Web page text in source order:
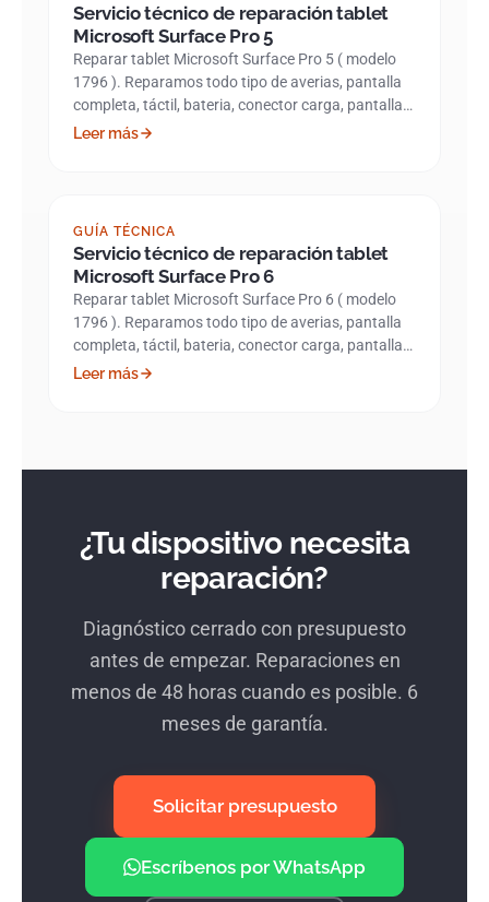
Servicio técnico de reparación tablet
Microsoft Surface Pro 5
Reparar tablet Microsoft Surface Pro 5 ( modelo
1796 ). Reparamos todo tipo de averias, pantalla
completa, táctil, bateria, conector carga, pantalla…
Leer más
GUÍA TÉCNICA
Servicio técnico de reparación tablet
Microsoft Surface Pro 6
Reparar tablet Microsoft Surface Pro 6 ( modelo
1796 ). Reparamos todo tipo de averias, pantalla
completa, táctil, bateria, conector carga, pantalla…
Leer más
¿Tu dispositivo necesita
reparación?
Diagnóstico cerrado con presupuesto
antes de empezar. Reparaciones en
menos de 48 horas cuando es posible. 6
meses de garantía.
Solicitar presupuesto
Escríbenos por WhatsApp